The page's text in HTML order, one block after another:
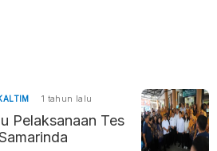
1 tahun lalu
Pelaksanaan Tes